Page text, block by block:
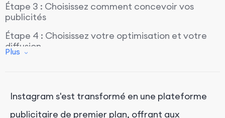
Étape 3 : Choisissez comment concevoir vos
publicités
Étape 4 : Choisissez votre optimisation et votre
diffusion
Étape 6 : Ciblez votre public
Étape 7 : Choisissez vos emplacements
Plus
Instagram s'est transformé en une plateforme
publicitaire de premier plan, offrant aux